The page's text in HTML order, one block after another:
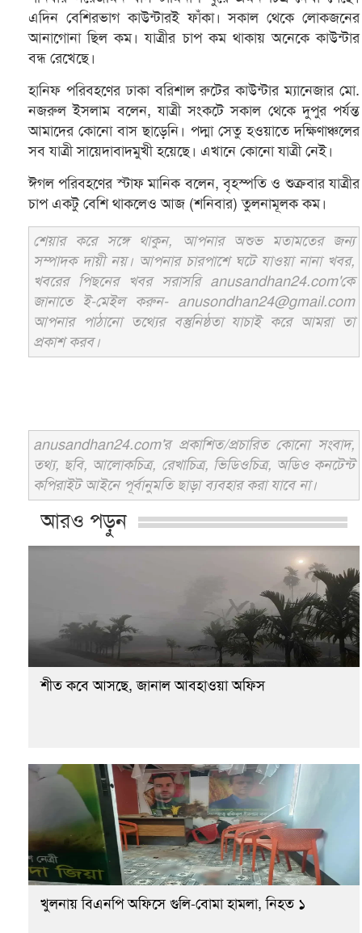
এদিন বেশিরভাগ কাউন্টারই ফাঁকা। সকাল থেকে লোকজনের
আনাগোনা ছিল কম। যাত্রীর চাপ কম থাকায় অনেকে কাউন্টার
বন্ধ রেখেছে।
হানিফ পরিবহণের ঢাকা বরিশাল রুটের কাউন্টার ম্যানেজার মো.
নজরুল ইসলাম বলেন, যাত্রী সংকটে সকাল থেকে দুপুর পর্যন্ত
আমাদের কোনো বাস ছাড়েনি। পদ্মা সেতু হওয়াতে দক্ষিণাঞ্চলের
সব যাত্রী সায়েদাবাদমুখী হয়েছে। এখানে কোনো যাত্রী নেই।
ঈগল পরিবহণের স্টাফ মানিক বলেন, বৃহস্পতি ও শুক্রবার যাত্রীর
চাপ একটু বেশি থাকলেও আজ (শনিবার) তুলনামূলক কম।
শেয়ার করে সঙ্গে থাকুন, আপনার অশুভ মতামতের জন্য
সম্পাদক দায়ী নয়। আপনার চারপাশে ঘটে যাওয়া নানা খবর,
খবরের পিছনের খবর সরাসরি anusandhan24.com'কে
জানাতে ই-মেইল করুন- anusondhan24@gmail.com
আপনার পাঠানো তথ্যের বস্তুনিষ্ঠতা যাচাই করে আমরা তা
প্রকাশ করব।
anusandhan24.com'র প্রকাশিত/প্রচারিত কোনো সংবাদ,
তথ্য, ছবি, আলোকচিত্র, রেখাচিত্র, ভিডিওচিত্র, অডিও কনটেন্ট
কপিরাইট আইনে পূর্বানুমতি ছাড়া ব্যবহার করা যাবে না।
আরও পড়ুন
শীত কবে আসছে, জানাল আবহাওয়া অফিস
খুলনায় বিএনপি অফিসে গুলি-বোমা হামলা, নিহত ১